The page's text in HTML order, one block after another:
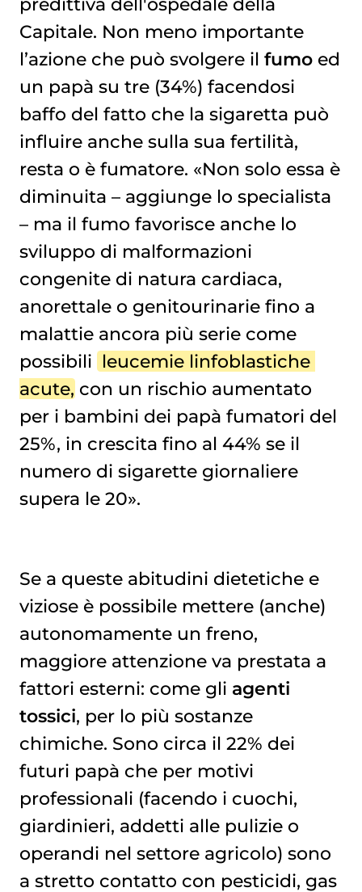
Capitale. Non meno importante
l’azione che può svolgere il fumoed
un papà su tre (34%) facendosi
baffo del fatto che la sigaretta può
influire anche sulla sua fertilità,
resta o è fumatore. «Non solo essa è
diminuita – aggiunge lo specialista
– ma il fumo favorisce anche lo
sviluppo di malformazioni
congenite di natura cardiaca,
anorettale o genitourinarie fino a
malattie ancora più serie come
possibili leucemie linfoblastiche
acute, con un rischio aumentato
per i bambini dei papà fumatori del
25%, in crescita fino al 44% se il
numero di sigarette giornaliere
supera le 20».
Se a queste abitudini dietetiche e
viziose è possibile mettere (anche)
autonomamente un freno,
maggiore attenzione va prestata a
fattori esterni: come gli agenti
tossici, per lo più sostanze
chimiche. Sono circa il 22% dei
futuri papà che per motivi
professionali (facendo i cuochi,
giardinieri, addetti alle pulizie o
operandi nel settore agricolo) sono
a stretto contatto con pesticidi, gas